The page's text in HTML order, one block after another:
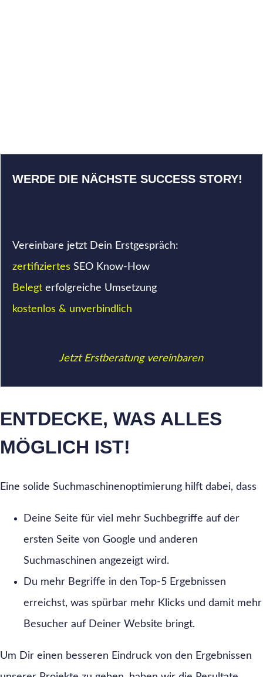
WERDE DIE NÄCHSTE SUCCESS STORY!
Vereinbare jetzt Dein Erstgespräch:
zertifiziertes SEO Know-How
Belegt erfolgreiche Umsetzung
kostenlos & unverbindlich
Jetzt Erstberatung vereinbaren
ENTDECKE, WAS ALLES
MÖGLICH IST!
Eine solide Suchmaschinenoptimierung hilft dabei, dass
Deine Seite für viel mehr Suchbegriffe auf der
ersten Seite von Google und anderen
Suchmaschinen angezeigt wird.
Du mehr Begriffe in den Top-5 Ergebnissen
erreichst, was spürbar mehr Klicks und damit mehr
Besucher auf Deiner Website bringt.
Um Dir einen besseren Eindruck von den Ergebnissen